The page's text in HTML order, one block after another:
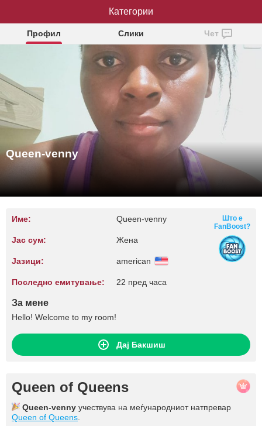
Queen-venny
Профил Слики Чет
Queen-venny
Име: Queen-venny
Јас сум: Жена
Јазици: american
Последно емитување: 22 пред часа
Што е
FanBoost?
За мене
Hello! Welcome to my room!
Дај Бакшиш
Queen of Queens
Queen-venny учествува на меѓународниот натпревар
Queen of Queens
Категории